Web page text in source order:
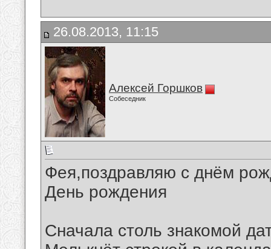
26.08.2013, 11:15
Алексей Горшков
Собеседник
Фея,поздравляю с днём
День рождения
Сначала столь знакомой